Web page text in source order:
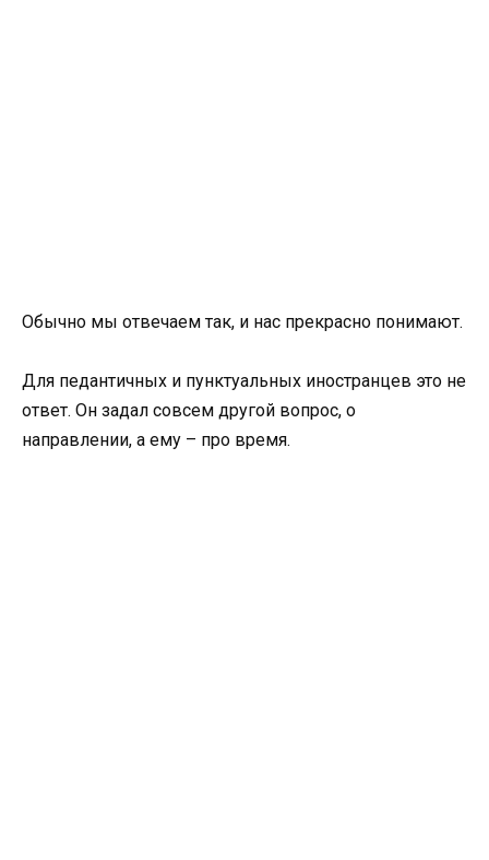
Обычно мы отвечаем так, и нас прекрасно понимают.
Для педантичных и пунктуальных иностранцев это не
ответ. Он задал совсем другой вопрос, о
направлении, а ему – про время.